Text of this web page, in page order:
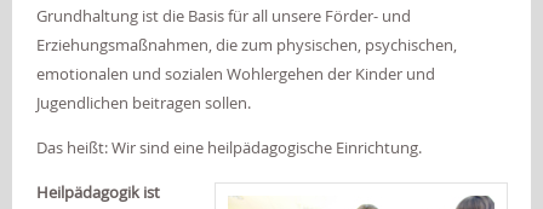
Grundhaltung ist die Basis für all unsere Förder- und
Erziehungsmaßnahmen, die zum physischen, psychischen,
emotionalen und sozialen Wohlergehen der Kinder und
Jugendlichen beitragen sollen.
Das heißt: Wir sind eine heilpädagogische Einrichtung.
Heilpädagogik ist